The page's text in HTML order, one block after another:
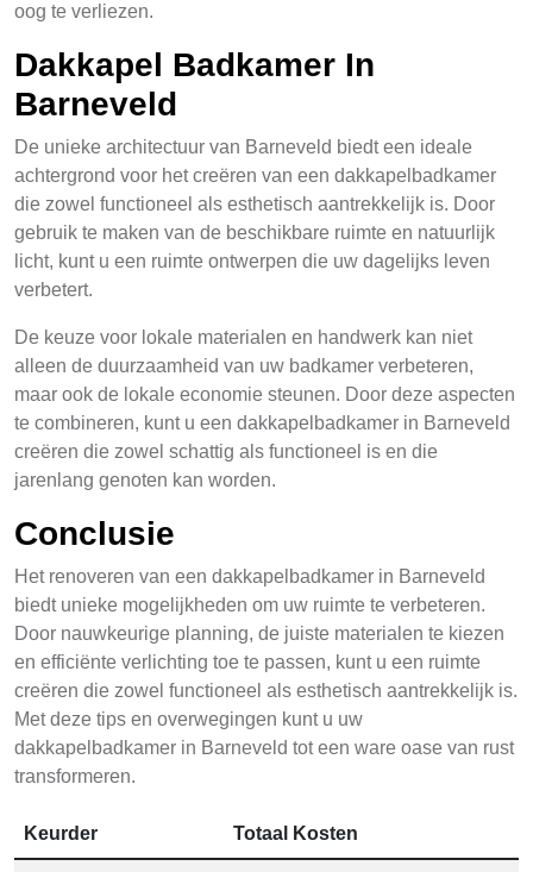
oog te verliezen.
Dakkapel Badkamer In
Barneveld
De unieke architectuur van Barneveld biedt een ideale
achtergrond voor het creëren van een dakkapelbadkamer
die zowel functioneel als esthetisch aantrekkelijk is. Door
gebruik te maken van de beschikbare ruimte en natuurlijk
licht, kunt u een ruimte ontwerpen die uw dagelijks leven
verbetert.
De keuze voor lokale materialen en handwerk kan niet
alleen de duurzaamheid van uw badkamer verbeteren,
maar ook de lokale economie steunen. Door deze aspecten
te combineren, kunt u een dakkapelbadkamer in Barneveld
creëren die zowel schattig als functioneel is en die
jarenlang genoten kan worden.
Conclusie
Het renoveren van een dakkapelbadkamer in Barneveld
biedt unieke mogelijkheden om uw ruimte te verbeteren.
Door nauwkeurige planning, de juiste materialen te kiezen
en efficiënte verlichting toe te passen, kunt u een ruimte
creëren die zowel functioneel als esthetisch aantrekkelijk is.
Met deze tips en overwegingen kunt u uw
dakkapelbadkamer in Barneveld tot een ware oase van rust
transformeren.
Keurder Totaal Kosten